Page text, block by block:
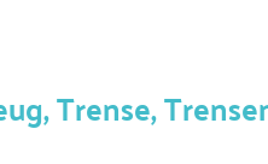
Trense,